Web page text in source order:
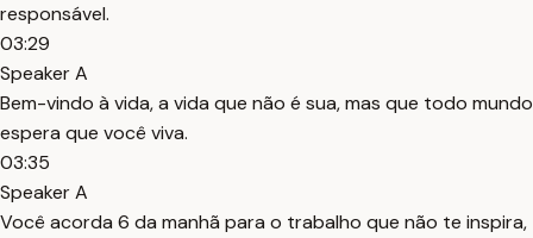
responsável.
03:29
Speaker A
Bem-vindo à vida, a vida que não é sua, mas que todo mundo
espera que você viva.
03:35
Speaker A
Você acorda 6 da manhã para o trabalho que não te inspira,